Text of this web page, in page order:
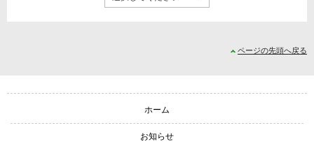
サイトナビゲーション
ホーム
お知らせ
ページの先頭へ戻る